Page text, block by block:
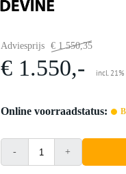
Adviesprijs € 1.550,35
€ 1.550,- incl.
Online voorraadstatus:
- +